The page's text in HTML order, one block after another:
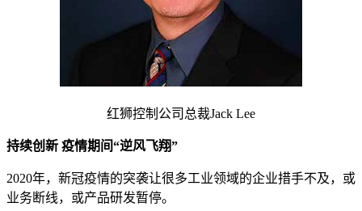
红狮控制公司总裁Jack Lee
持续创新 疫情期间“逆风飞翔”
2020年，新冠疫情的突袭让很多工业领域的企业措手不及，或
业务断线，或产品研发暂停。